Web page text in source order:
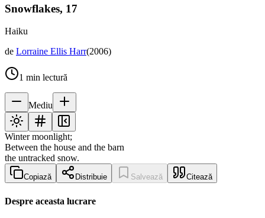
Snowflakes, 17
Haiku
de Lorraine Ellis Harr(2006)
1 min lectură
Mediu
Winter moonlight;
Between the house and the barn
the untracked snow.
Copiază Distribuie Salvează Citează
Despre aceasta lucrare